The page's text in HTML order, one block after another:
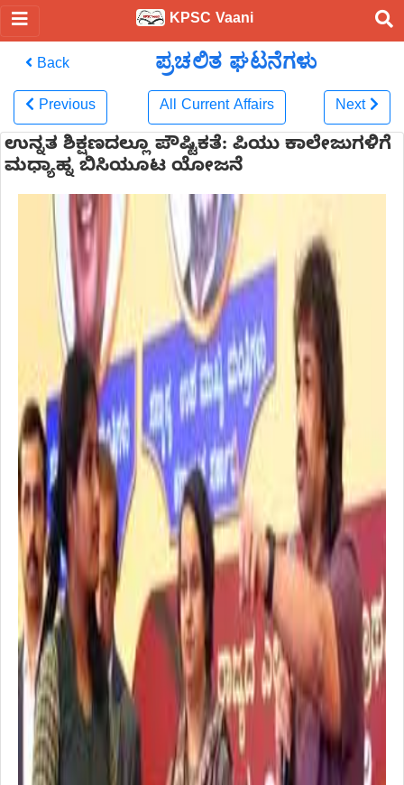
KPSC Vaani
Back ಪ್ರಚಲಿತ ಘಟನೆಗಳು
Previous All Current Affairs Next
ಉನ್ನತ ಶಿಕ್ಷಣದಲ್ಲೂ ಪೌಷ್ಟಿಕತೆ: ಪಿಯು ಕಾಲೇಜುಗಳಿಗೆ
ಮಧ್ಯಾಹ್ನ ಬಿಸಿಯೂಟ ಯೋಜನೆ